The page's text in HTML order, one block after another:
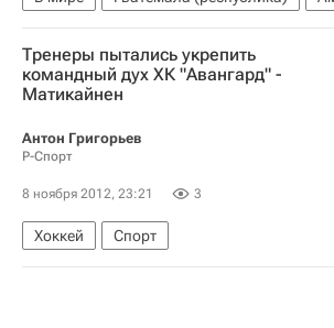
Россия
Весь мир
Северная Америка
Отто Перес Молина
Тренеры пытались укрепить
командный дух ХК "Авангард" -
Матикайнен
Антон Григорьев
Р-Спорт
8 ноября 2012, 23:21 3
Хоккей
Спорт
Мультимедийный спортивный пакет